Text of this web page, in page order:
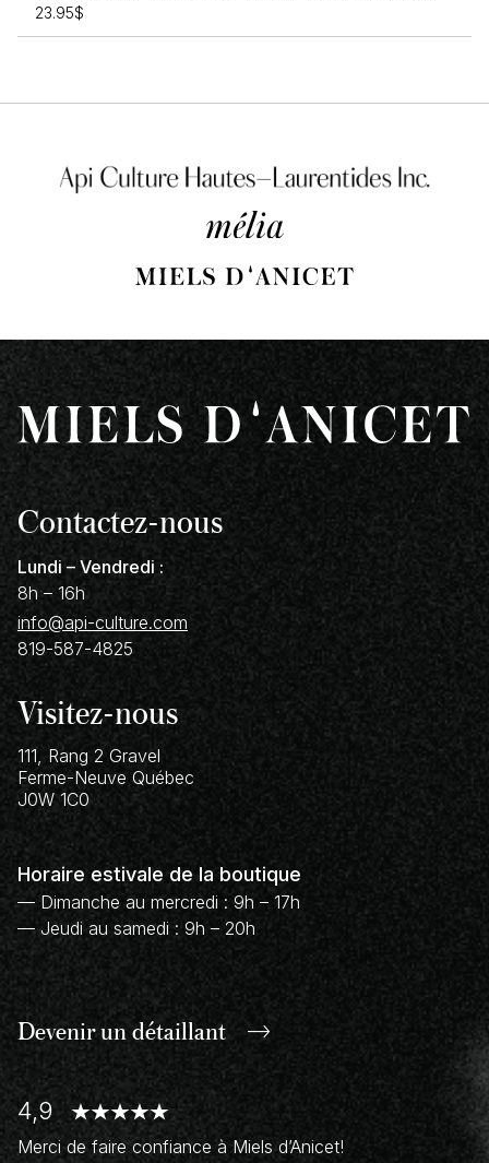
23.95$
Contactez-nous
Lundi – Vendredi :
8h – 16h
info@api-culture.com
819-587-4825
Visitez-nous
111, Rang 2 Gravel
Ferme-Neuve Québec
J0W 1C0
Horaire estivale de la boutique
— Dimanche au mercredi : 9h – 17h
— Jeudi au samedi : 9h – 20h
Devenir undétaillant
4,9
Merci de faire confiance à Miels d’Anicet!